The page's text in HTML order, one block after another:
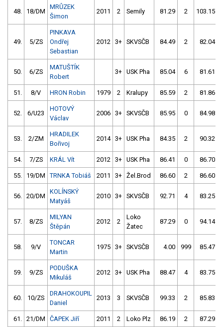
48. 18/DM
MRŮZEK
Šimon
2011 2 Semily 81.29 2 103.15
49. 5/ZS
PINKAVA
Ondřej
Sebastian
2012 3+ SKVSČB 84.49 2 82.04
50. 6/ZS
MATUŠTÍK
Robert
3+ USK Pha 85.04 6 81.61
51. 8/V HRON Robin 1979 2 Kralupy 85.59 2 81.86
52. 6/U23
HOTOVÝ
Václav
2006 3+ SKVSČB 85.95 0 84.98
53. 2/ZM
HRADILEK
Bořivoj
2014 3+ USK Pha 84.35 2 90.32
54. 7/ZS KRÁL Vít 2012 3+ USK Pha 86.41 0 86.70
55. 19/DM TRNKA Tobiáš 2011 3+ Žel.Brod 86.60 2 86.60
56. 20/DM
KOLÍNSKÝ
Matyáš
2010 3+ SKVSČB 92.71 4 83.25
57. 8/ZS
MILYAN
Štěpán
2012 2
Loko
Žatec
87.29 0 94.14
58. 9/V
TONCAR
Martin
1975 3+ SKVSČB 4.00 999 85.47
59. 9/ZS
PODUŠKA
Mikuláš
2012 3+ USK Pha 88.47 4 83.75
60. 10/ZS
DRAHOKOUPIL
Daniel
2013 3 SKVSČB 99.33 2 85.83
61. 21/DM ČAPEK Jiří 2011 2 Loko Plz 86.19 2 87.29